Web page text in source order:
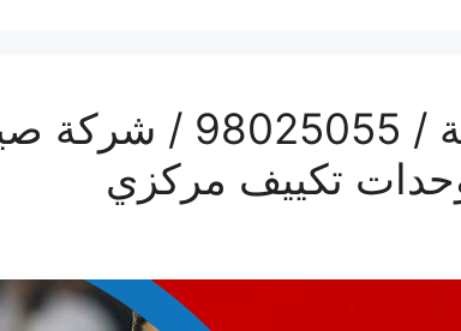
تصليح تكييف النزهة / 98025055 /
تكييف مركزي